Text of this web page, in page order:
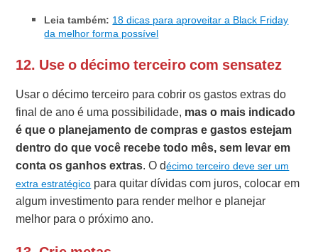
Leia também: 18 dicas para aproveitar a Black Friday
da melhor forma possível
12. Use o décimo terceiro com sensatez
Usar o décimo terceiro para cobrir os gastos extras do
final de ano é uma possibilidade, mas o mais indicado
é que o planejamento de compras e gastos estejam
dentro do que você recebe todo mês, sem levar em
conta os ganhos extras. O décimo terceiro deve ser um
extra estratégico para quitar dívidas com juros, colocar em
algum investimento para render melhor e planejar
melhor para o próximo ano.